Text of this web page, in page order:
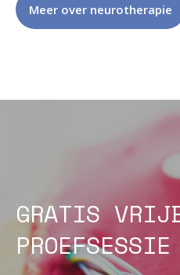
Meer over neurotherapie
GRATIS
PROEFSESSIE